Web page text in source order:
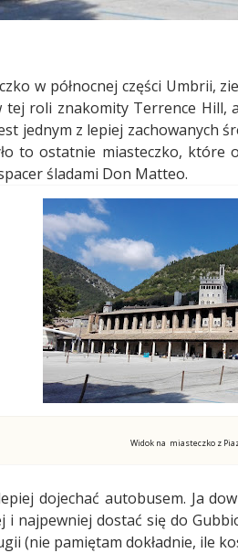
w północnej części Umbrii,
roli znakomity Terrence Hill,
jednym z lepiej zachowanych
to ostatnie miasteczko, które
śladami Don Matteo.
Widok na miasteczko z
dojechać autobusem. Ja
najpewniej dostać się do
(nie pamiętam dokładnie, ile